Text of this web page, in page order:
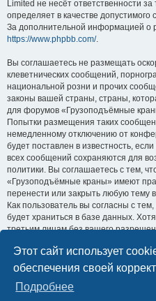
Этот сайт использует
обеспечения своей
Подробнее
Limited не несёт ответственности
определяет в качестве
За дополнительной информацией о
https://www.phpbb.com/.
Вы соглашаетесь не размещать
клеветнических сообщений,
национальной розни и прочих
законы вашей страны, страны,
для форумов «Грузоподъёмные
Попытки размещения таких
немедленному отключению от
будет поставлен в известность,
всех сообщений сохраняются для
политики. Вы соглашаетесь с тем,
«Грузоподъёмные краны» имеют
перенести или закрыть любую тему
Как пользователь вы согласны с
будет храниться в базе данных.
третьим лицам без вашего
«Грузоподъёмные краны», ни
за действия хакеров, которые
доступу к ней.